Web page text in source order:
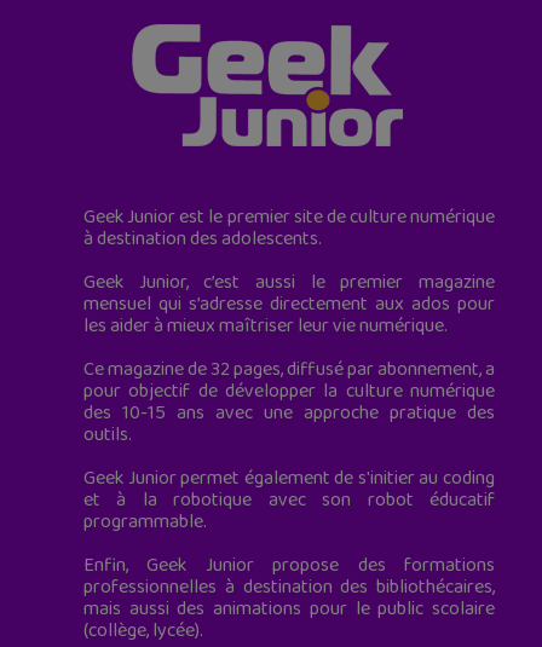
Geek Junior est le premier site de culture numérique
à destination des adolescents.
Geek Junior, c’est aussi le premier magazine
mensuel qui s’adresse directement aux ados pour
les aider à mieux maîtriser leur vie numérique.
Ce magazine de 32 pages, diffusé par abonnement, a
pour objectif de développer la culture numérique
des 10-15 ans avec une approche pratique des
outils.
Geek Junior permet également de s'initier au coding
et à la robotique avec son robot éducatif
programmable.
Enfin, Geek Junior propose des formations
professionnelles à destination des bibliothécaires,
mais aussi des animations pour le public scolaire
(collège, lycée).